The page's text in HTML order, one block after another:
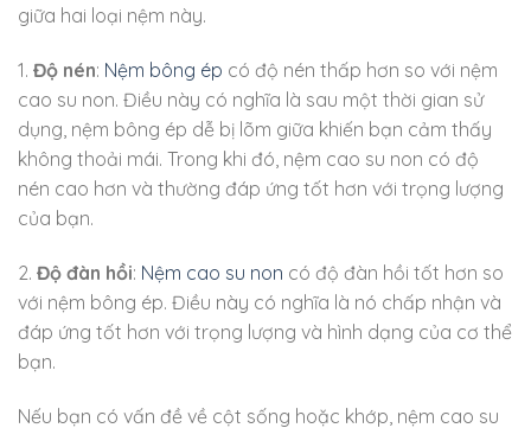
giữa hai loại nệm này.
1. Độ nén: Nệm bông ép có độ nén thấp hơn so với nệm
cao su non. Điều này có nghĩa là sau một thời gian sử
dụng, nệm bông ép dễ bị lõm giữa khiến bạn cảm thấy
không thoải mái. Trong khi đó, nệm cao su non có độ
nén cao hơn và thường đáp ứng tốt hơn với trọng lượng
của bạn.
2. Độ đàn hồi: Nệm cao su non có độ đàn hồi tốt hơn so
với nệm bông ép. Điều này có nghĩa là nó chấp nhận và
đáp ứng tốt hơn với trọng lượng và hình dạng của cơ thể
bạn.
Nếu bạn có vấn đề về cột sống hoặc khớp, nệm cao su